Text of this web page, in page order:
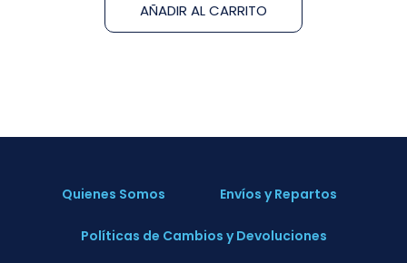
AÑADIR AL CARRITO
Quienes Somos Envíos y Repartos
Políticas de Cambios y Devoluciones